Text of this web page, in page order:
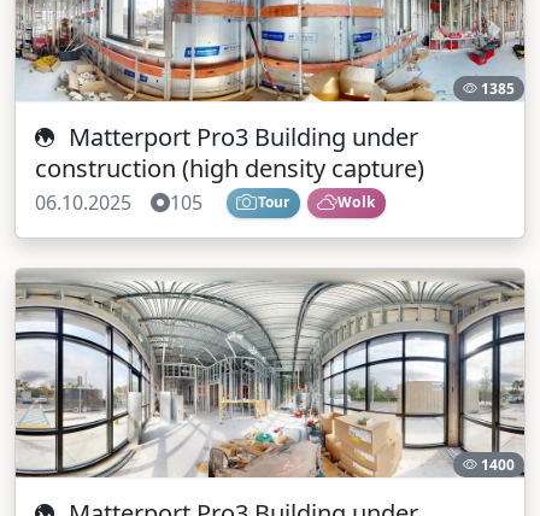
1385
Matterport Pro3 Building under
construction (high density capture)
06.10.2025 105 Tour Wolk
1400